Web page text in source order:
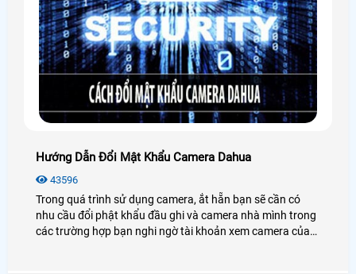
Hướng Dẫn Đổi Mật Khẩu Camera Dahua
43596
Trong quá trình sử dụng camera, ắt hẵn bạn sẽ cần có
nhu cầu đổi phật khẩu đầu ghi và camera nhà mình trong
các trường hợp bạn nghi ngờ tài khoản xem camera của